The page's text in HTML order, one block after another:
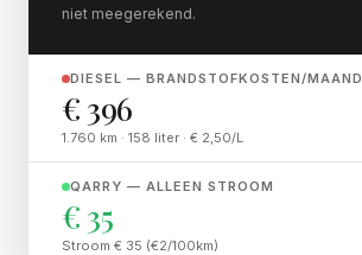
niet meegerekend.
DIESEL — BRANDSTOFKOSTEN/MAAND
€ 396
1.760 km · 158 liter · € 2,50/L
QARRY — ALLEEN STROOM
€ 35
Stroom € 35 (€2/100km)